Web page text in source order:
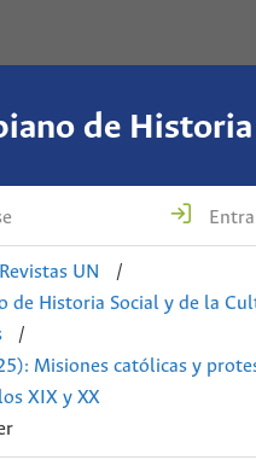
UN
/
de Historia Social y de la
/
Misiones católicas y
XIX y XX